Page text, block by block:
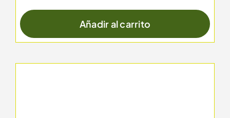
Añadir al carrito